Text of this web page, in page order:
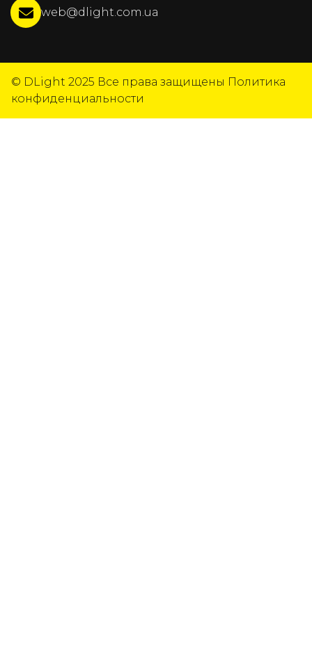
web@dlight.com.ua
© DLight 2025 Все права защищены Политика
конфиденциальности